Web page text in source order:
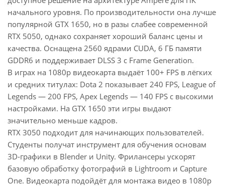
начального уровня. По производительности она лучше
популярной GTX 1650, но в разы слабее современной
RTX 5050, однако сохраняет хороший баланс цены и
качества. Оснащена 2560 ядрами CUDA, 6 ГБ памяти
GDDR6 и поддерживает DLSS 3 с Frame Generation.
В играх на 1080p видеокарта выдаёт 100+ FPS в лёгких
и средних титулах: Dota 2 показывает 240 FPS, League of
Legends — 200 FPS, Apex Legends — 140 FPS с высокими
настройками. На GTX 1650 эти игры выдают
значительно меньше кадров.
RTX 3050 подходит для начинающих пользователей.
Студенты получат инструмент для обучения основам
3D-графики в Blender и Unity. Фрилансеры ускорят
базовую обработку фотографий в Lightroom и Capture
One. Видеокарта подойдёт для монтажа видео в 1080p